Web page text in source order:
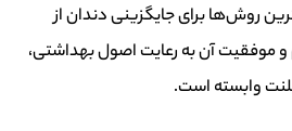
روش‌ها برای جایگزینی دندان از
موفقیت آن به رعایت اصول بهداشتی،
وابسته است.